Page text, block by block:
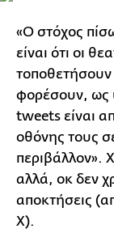
«Ο στόχος
είναι ότι οι
τοποθετήσουν
φορέσουν, ως
tweets είναι
οθόνης τους
περιβάλλον».
αλλά, οκ δεν
αποκτήσεις
Χ).